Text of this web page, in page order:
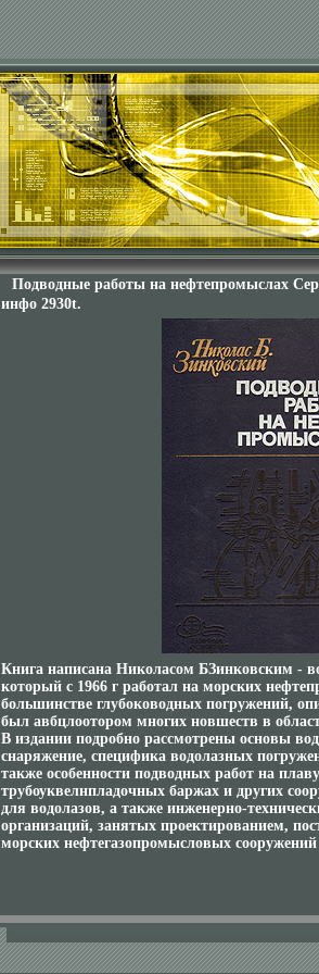
Подводные работы на нефтепромыслах
инфо 2930t.
Книга написана Николасом БЗинковским -
который с 1966 г работал на морских
большинстве глубоководных погружений,
был авбцлоотором многих новшеств в
В издании подробно рассмотрены основы
снаряжение, специфика водолазных
также особенности подводных работ на
трубоуквелнпладочных баржах и других
для водолазов, а также инженерно-
организаций, занятых проектированием,
морских нефтегазопромысловых